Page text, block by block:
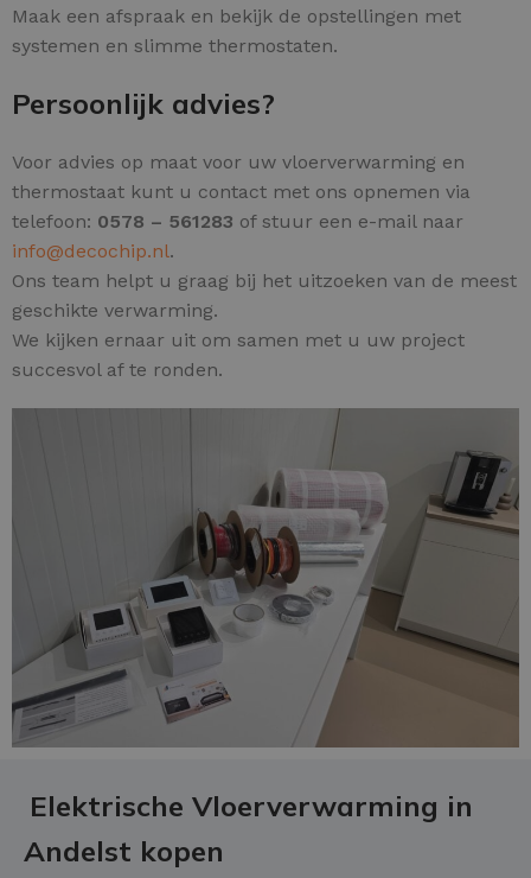
Maak een afspraak en bekijk de opstellingen met
systemen en slimme thermostaten.
Persoonlijk advies?
Voor advies op maat voor uw vloerverwarming en
thermostaat kunt u contact met ons opnemen via
telefoon: 0578 – 561283 of stuur een e-mail naar
info@decochip.nl.
Ons team helpt u graag bij het uitzoeken van de meest
geschikte verwarming.
We kijken ernaar uit om samen met u uw project
succesvol af te ronden.
Elektrische Vloerverwarming in
Andelst kopen